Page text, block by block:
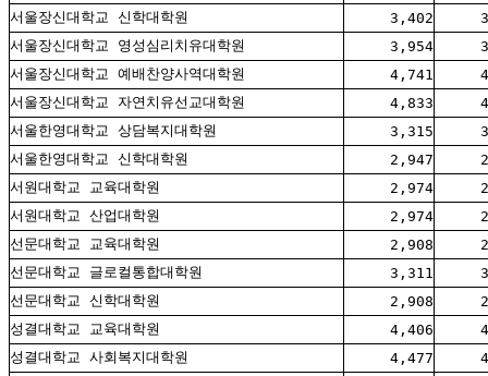
서울장신대학교 신학대학원
3,402
서울장신대학교 영성심리치유대학원
3,954
서울장신대학교 예배찬양사역대학원
4,741
서울장신대학교 자연치유선교대학원
4,833
서울한영대학교 상담복지대학원
3,315
서울한영대학교 신학대학원
2,947
서원대학교 교육대학원
2,974
서원대학교 산업대학원
2,974
선문대학교 교육대학원
2,908
선문대학교 글로컬통합대학원
3,311
선문대학교 신학대학원
2,908
성결대학교 교육대학원
4,406
성결대학교 사회복지대학원
4,477